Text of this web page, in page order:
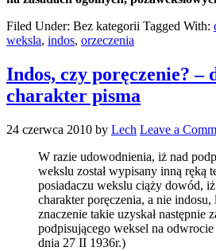
Filed Under: Bez kategorii Tagged With:
weksla, indos, orzeczenia
Indos, czy poręczenie? –
charakter pisma
24 czerwca 2010 by Lech Leave a
W razie udowodnienia, iż nad
wekslu został wypisany inną ręką
posiadaczu wekslu ciąży dowód, iż
charakter poręczenia, a nie
znaczenie takie uzyskał następnie
podpisującego weksel na
dnia 27 II 1936r.)